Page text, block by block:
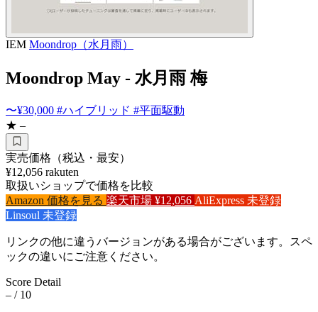
IEM Moondrop（水月雨）
Moondrop May - 水月雨 梅
〜¥30,000 #ハイブリッド #平面駆動
★ –
実売価格（税込・最安）
¥12,056 rakuten
取扱いショップで価格を比較
Amazon 価格を見る 楽天市場 ¥12,056 AliExpress 未登録
Linsoul 未登録
リンクの他に違うバージョンがある場合がございます。スペ
ックの違いにご注意ください。
Score Detail
– / 10